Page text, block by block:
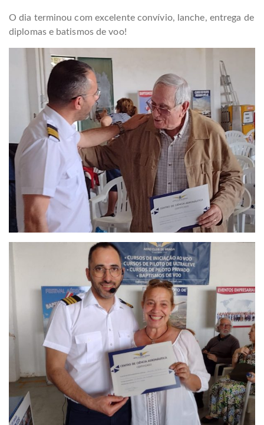
O dia terminou com excelente convívio, lanche, entrega de
diplomas e batismos de voo!